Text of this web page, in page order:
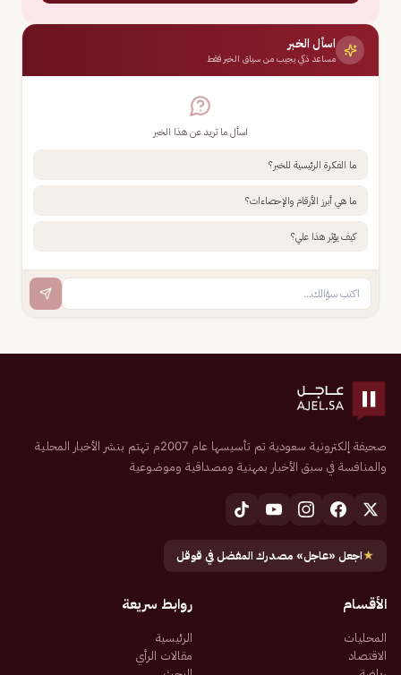
اسأل الخبر
مساعد ذكي يجيب من سياق الخبر فقط
اسأل ما تريد عن هذا الخبر
ما الفكرة الرئيسية للخبر؟
ما هي أبرز الأرقام والإحصاءات؟
كيف يؤثر هذا علي؟
صحيفة إلكترونية سعودية تم تأسيسها عام 2007م تهتم بنشر الأخبار المحلية
والمنافسة في سبق الأخبار بمهنية ومصداقية وموضوعية
★اجعل «عاجل» مصدرك المفضل في قوقل
الأقسام
المحليات
الاقتصاد
روابط سريعة
الرئيسية
مقالات الرأي